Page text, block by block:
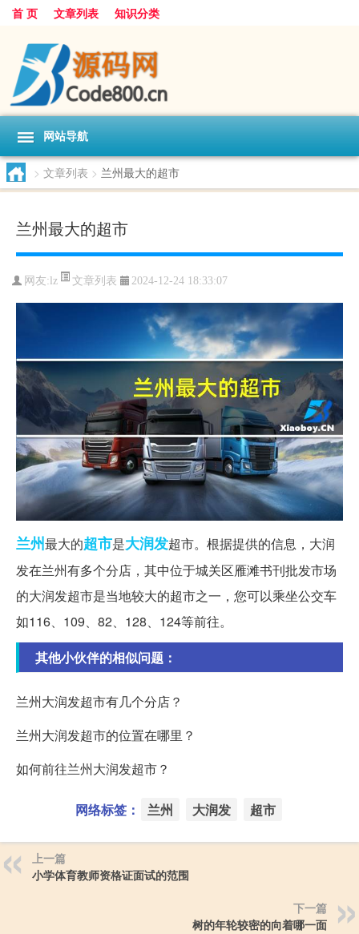
首 页 文章列表 知识分类
网站导航
> 文章列表 > 兰州最大的超市
兰州最大的超市
网友: lz 文章列表 2024-12-24 18:33:07
兰州最大的超市是大润发超市。根据提供的信息，大润
发在兰州有多个分店，其中位于城关区雁滩书刊批发市场
的大润发超市是当地较大的超市之一，您可以乘坐公交车
如116、109、82、128、124等前往。
其他小伙伴的相似问题：
兰州大润发超市有几个分店？
兰州大润发超市的位置在哪里？
如何前往兰州大润发超市？
网络标签： 兰州 大润发 超市
上一篇
小学体育教师资格证面试的范围
下一篇
树的年轮较密的向着哪一面